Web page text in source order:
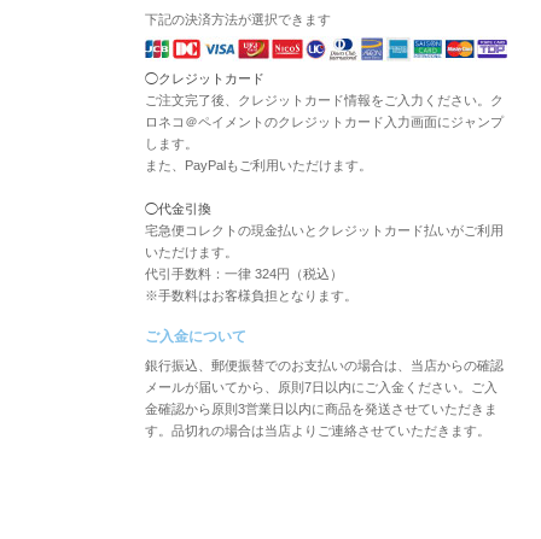
下記の決済方法が選択できます
◯クレジットカード
ご注文完了後、クレジットカード情報をご入力ください。ク
ロネコ＠ペイメントのクレジットカード入力画面にジャンプ
します。
また、PayPalもご利用いただけます。
◯代金引換
宅急便コレクトの現金払いとクレジットカード払いがご利用
いただけます。
代引手数料：一律 324円（税込）
※手数料はお客様負担となります。
ご入金について
銀行振込、郵便振替でのお支払いの場合は、当店からの確認
メールが届いてから、原則7日以内にご入金ください。ご入
金確認から原則3営業日以内に商品を発送させていただきま
す。品切れの場合は当店よりご連絡させていただきます。